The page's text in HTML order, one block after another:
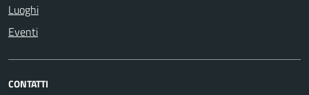
Luoghi
Eventi
CONTATTI